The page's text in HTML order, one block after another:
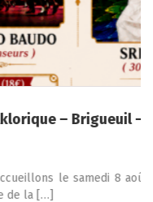
– Samedi 08
8 août 2026, à partir